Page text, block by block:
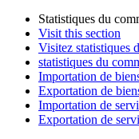
Statistiques du
Visit this section
Visitez statistiques
statistiques du
Importation de
Exportation de
Importation de
Exportation de